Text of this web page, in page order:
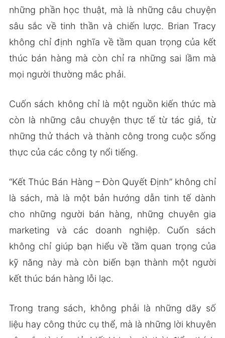
những phần học thuật, mà là những câu chuyện
sâu sắc về tinh thần và chiến lược. Brian Tracy
không chỉ định nghĩa về tầm quan trọng của kết
thúc bán hàng mà còn chỉ ra những sai lầm mà
mọi người thường mắc phải.
Cuốn sách không chỉ là một nguồn kiến thức mà
còn là những câu chuyện thực tế từ tác giả, từ
những thử thách và thành công trong cuộc sống
thực của các công ty nổi tiếng.
“Kết Thúc Bán Hàng – Đòn Quyết Định” không chỉ
là sách, mà là một bản hướng dẫn tinh tế dành
cho những người bán hàng, những chuyên gia
marketing và các doanh nghiệp. Cuốn sách
không chỉ giúp bạn hiểu về tầm quan trọng của
kỹ năng này mà còn biến bạn thành một người
kết thúc bán hàng lỗi lạc.
Trong trang sách, không phải là những dãy số
liệu hay công thức cụ thể, mà là những lời khuyên